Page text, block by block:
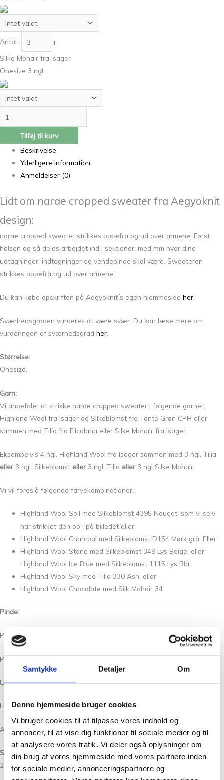
Samtykke Detaljer Om
Denne hjemmeside bruger cookies
Vi bruger cookies til at tilpasse vores indhold og
annoncer, til at vise dig funktioner til sociale medier og til
at analysere vores trafik. Vi deler også oplysninger om
din brug af vores hjemmeside med vores partnere inden
for sociale medier, annonceringspartnere og
Antal:-
+
Silke Mohair fra Isager
Onesize 3 ngl.
Tilføj til kurv
Beskrivelse
Yderligere information
Anmeldelser (0)
Lidt om narae cropped sweater fra Aegyoknit
design:
narae cropped sweater strikkes oppefra og ud over armene. Først
halsen og så deles arbejdet ind i sektioner, med mm hvor dine
udtagninger, indtagninger og vendepinde skal være. Sweateren
strikkes oppefra og ud over armene.
Du kan købe opskriften på Aegyoknit´s egen hjemmeside her
Sværhedsgraden vurderes at være svær. Du kan læse mere om
vurderingen af sværhedsgrad her
Størrelse:
Onesize.
Garn:
Vi anbefaler at strikke narae cropped sweater i følgende garner:
Highland Wool fra Isager og Silkeblomst fra Tante Grøn CPH eller
sammen med Tilia fra Filcolana eller Silke Mohair fra Isager
Eksempelvis 4 ngl. Highland Wool fra Isager sammen med 3 ngl. Tilia
eller3 ngl. Silkeblomst eller3 ngl. Tilia eller3 ngl Silke Mohair.
Vi vil foreslå følgende farvekombinationer:
Highland Wool Soil med Silkeblomst 4395 Nougat, som vi selv
har strikket den op i på billedet eller,
Highland Wool Charcoal med Silkeblomst D154 Mørk grå, Eller
Highland Wool Stone med Silkeblomst 349 Lys Beige, eller
Highland Wool Ice Blue med Silkeblomst 1115 Lys Blå
Highland Wool Sky med Tilia 330 Ash, eller
Highland Wool Chocolate med Silk Mohair 34.
Pinde:
P 3.5 mm rundpind 40 cm og 80 cm (til magic loop).
P 4 mm rundpind 40 cm og 80 cm.
Udover anbefales der:
Hængelås maske markører
Almindelig maske markører
Strikkefasthed:
23 m x 32 p = 10 x 10 cm på p 4 mm i glatstrik